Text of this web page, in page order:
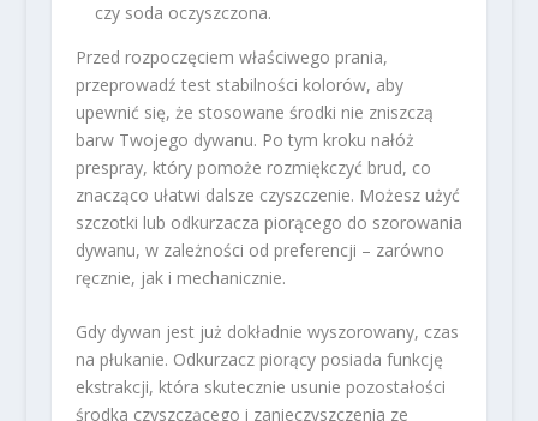
czy soda oczyszczona.
Przed rozpoczęciem właściwego prania,
przeprowadź test stabilności kolorów, aby
upewnić się, że stosowane środki nie zniszczą
barw Twojego dywanu. Po tym kroku nałóż
prespray, który pomoże rozmiękczyć brud, co
znacząco ułatwi dalsze czyszczenie. Możesz użyć
szczotki lub odkurzacza piorącego do szorowania
dywanu, w zależności od preferencji – zarówno
ręcznie, jak i mechanicznie.
Gdy dywan jest już dokładnie wyszorowany, czas
na płukanie. Odkurzacz piorący posiada funkcję
ekstrakcji, która skutecznie usunie pozostałości
środka czyszczącego i zanieczyszczenia ze